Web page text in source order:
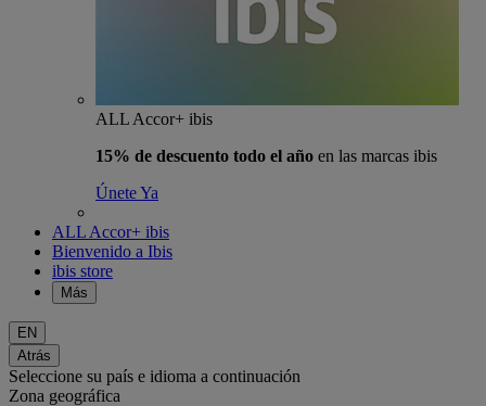
ALL Accor+ ibis
15% de descuento todo el año en las marcas ibis
Únete Ya
ALL Accor+ ibis
Bienvenido a Ibis
ibis store
Más
EN
Atrás
Seleccione su país e idioma a continuación
Zona geográfica